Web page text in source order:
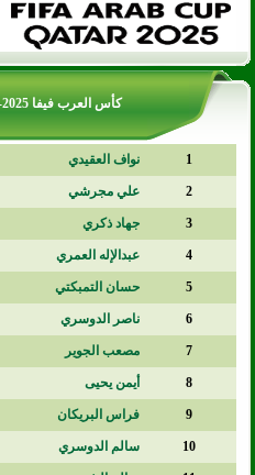
كأس العرب فيفا 2025- قطر
1 نواف العقيدي
2 علي مجرشي
3 جهاد ذكري
4 عبدالإله العمري
5 حسان التمبكتي
6 ناصر الدوسري
7 مصعب الجوير
8 أيمن يحيى
9 فراس البريكان
10 سالم الدوسري